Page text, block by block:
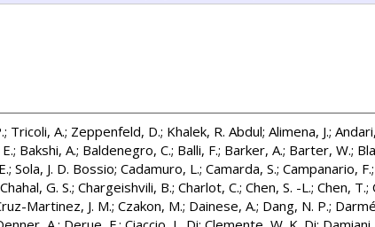
; Tricoli, A.; Zeppenfeld, D.; Khalek, R. Abdul; Alimena, J.;
; Bakshi, A.; Baldenegro, C.; Balli, F.; Barker, A.; Barter, W.;
; Sola, J. D. Bossio; Cadamuro, L.; Camarda, S.; Campanario, F.;
Chahal, G. S.; Chargeishvili, B.; Charlot, C.; Chen, S. -L.; Chen, T.;
Martinez, J. M.; Czakon, M.; Dainese, A.; Dang, N. P.;